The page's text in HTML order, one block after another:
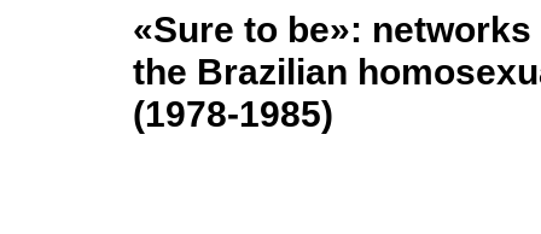
«Sure to be»:
the Brazilian
(1978-1985)